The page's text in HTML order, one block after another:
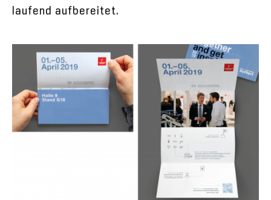
laufend aufbereitet.